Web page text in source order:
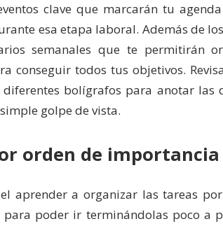
clave que marcarán tu
esa etapa laboral. Además de
semanales que te permitirán
conseguir todos tus objetivos.
bolígrafos para anotar las
golpe de vista.
orden de importancia
aprender a organizar las tareas
poder ir terminándolas poco a